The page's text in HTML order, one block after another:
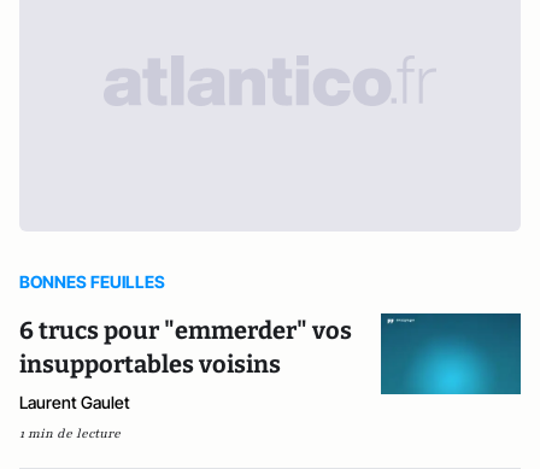
BONNES FEUILLES
6 trucs pour "emmerder" vos
insupportables voisins
Laurent Gaulet
1 min de lecture